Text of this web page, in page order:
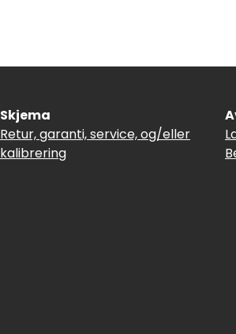
Skjema
Retur, garanti, service, og/eller
kalibrering